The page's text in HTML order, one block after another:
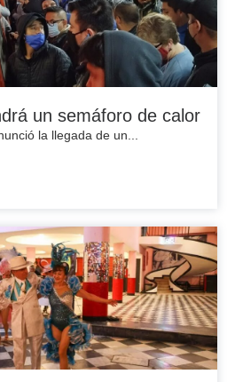
un semáforo de calor
la llegada de un...